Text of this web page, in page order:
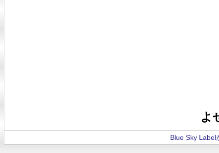
よ
Blue Sky Label